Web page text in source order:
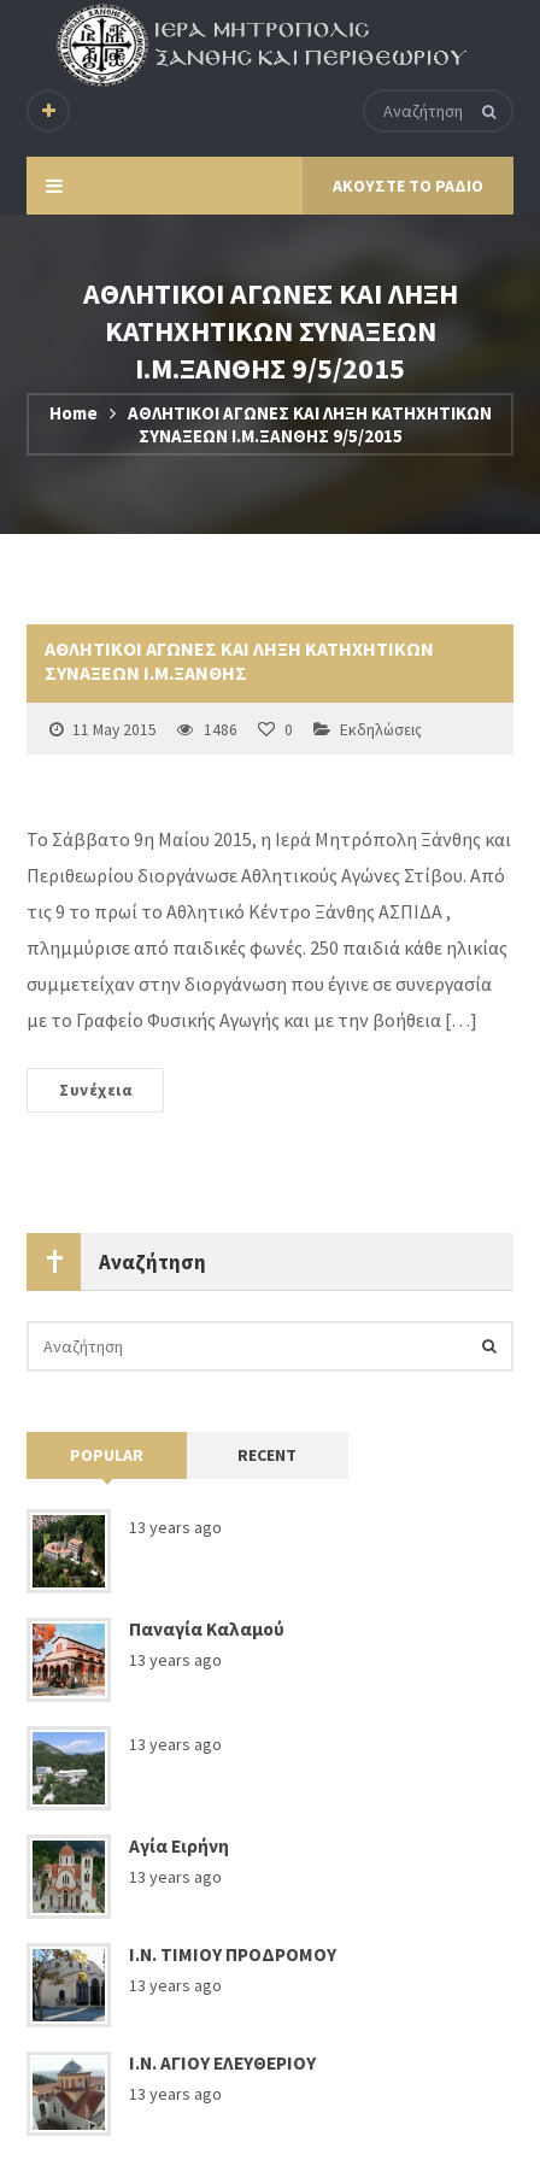
ΑΚΟΥΣΤΕ ΤΟ ΡΑΔΙΟ
ΑΘΛΗΤΙΚΟΙ ΑΓΩΝΕΣ ΚΑΙ ΛΗΞΗ
ΚΑΤΗΧΗΤΙΚΩΝ ΣΥΝΑΞΕΩΝ
Ι.Μ.ΞΑΝΘΗΣ 9/5/2015
Home
ΑΘΛΗΤΙΚΟΙ ΑΓΩΝΕΣ ΚΑΙ ΛΗΞΗ ΚΑΤΗΧΗΤΙΚΩΝ
ΣΥΝΑΞΕΩΝ Ι.Μ.ΞΑΝΘΗΣ 9/5/2015
ΑΘΛΗΤΙΚΟΙ ΑΓΩΝΕΣ ΚΑΙ ΛΗΞΗ ΚΑΤΗΧΗΤΙΚΩΝ
ΣΥΝΑΞΕΩΝ Ι.Μ.ΞΑΝΘΗΣ
11 May 2015 1486 0 Εκδηλώσεις
Το Σάββατο 9η Μαίου 2015, η Ιερά Μητρόπολη Ξάνθης και
Περιθεωρίου διοργάνωσε Αθλητικούς Αγώνες Στίβου. Από
τις 9 το πρωί το Αθλητικό Κέντρο Ξάνθης ΑΣΠΙΔΑ ,
πλημμύρισε από παιδικές φωνές. 250 παιδιά κάθε ηλικίας
συμμετείχαν στην διοργάνωση που έγινε σε συνεργασία
με το Γραφείο Φυσικής Αγωγής και με την βοήθεια […]
Συνέχεια
Αναζήτηση
POPULAR RECENT
13 years ago
Παναγία Καλαμού
13 years ago
13 years ago
Αγία Ειρήνη
13 years ago
Ι.Ν. ΤΙΜΙΟΥ ΠΡΟΔΡΟΜΟΥ
13 years ago
Ι.Ν. ΑΓΙΟΥ ΕΛΕΥΘΕΡΙΟΥ
13 years ago